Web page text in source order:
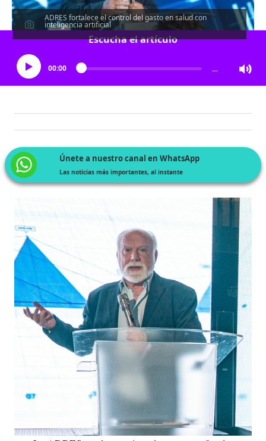
ADRES fortalece el control del gasto en salud con
inteligencia artificial
Escucha el artículo
00:00 …
Únete a nuestro canal en WhatsApp
Las noticias más importantes, al instante